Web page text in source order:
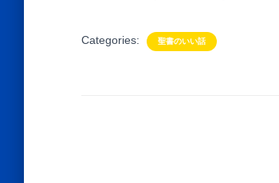
Categories: 聖書のいい話